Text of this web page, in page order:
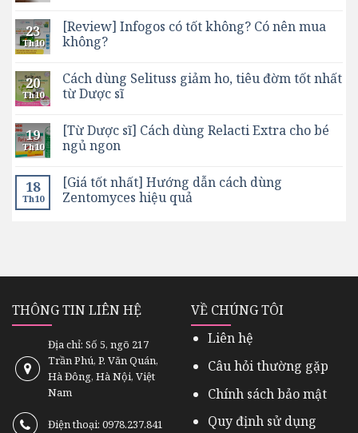
23
Th10
[Review] Infogos có tốt không? Có nên mua
không?
20
Th10
Cách dùng Selituss giảm ho, tiêu đờm tốt nhất
từ Dược sĩ
19
Th10
[Từ Dược sĩ] Cách dùng Relacti Extra cho bé
ngủ ngon
18
Th10
[Giá tốt nhất] Hướng dẫn cách dùng
Zentomyces hiệu quả
THÔNG TIN LIÊN HỆ
Địa chỉ: Số 5, ngõ 217
Trần Phú, P. Văn Quán,
Hà Đông, Hà Nội, Việt
Nam
Điện thoại: 0978.237.841
VỀ CHÚNG TÔI
Liên hệ
Câu hỏi thường gặp
Chính sách bảo mật
Quy định sử dụng